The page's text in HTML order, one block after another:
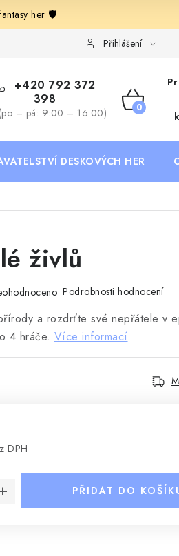
her 🛡️
Deskoherní kluby, DDM, knihovny a
Přihlášení
+420 792 372
398
– pá: 9:00 – 16:00)
DESKOVÝCH HER
živlů
Podrobnosti hodnocení
a rozdrťte své nepřátele v
4 hráče. Více informací
DPH
PŘIDAT DO